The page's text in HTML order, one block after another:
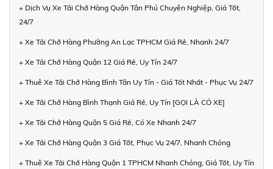
+ Dịch Vụ Xe Tải Chở Hàng Quận Tân Phú Chuyên Nghiệp, Giá Tốt,
24/7
+ Xe Tải Chở Hàng Phường An Lạc TPHCM Giá Rẻ, Nhanh 24/7
+ Xe Tải Chở Hàng Quận 12 Giá Rẻ, Uy Tín 24/7
+ Thuê Xe Tải Chở Hàng Bình Tân Uy Tín - Giá Tốt Nhất - Phục Vụ 24/7
+ Xe Tải Chở Hàng Bình Thạnh Giá Rẻ, Uy Tín [GỌI LÀ CÓ XE]
+ Xe Tải Chở Hàng Quận 5 Giá Rẻ, Có Xe Nhanh 24/7
+ Xe Tải Chở Hàng Quận 3 Giá Tốt, Phục Vụ 24/7, Nhanh Chóng
+ Thuê Xe Tải Chở Hàng Quận 1 TPHCM Nhanh Chóng, Giá Tốt, Uy Tín